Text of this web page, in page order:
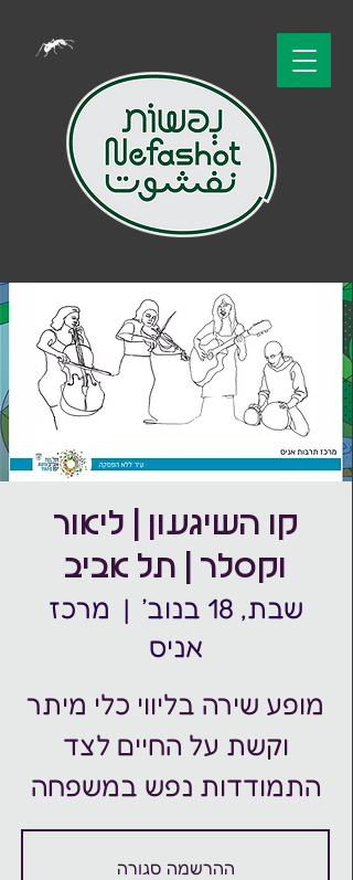
קו השיגעון | ליאור
וקסלר | תל אביב
שבת, 18 בנוב׳
  |
מרכז
אניס
מופע שירה בליווי כלי מיתר
וקשת על החיים לצד
התמודדות נפש במשפחה
ההרשמה סגורה